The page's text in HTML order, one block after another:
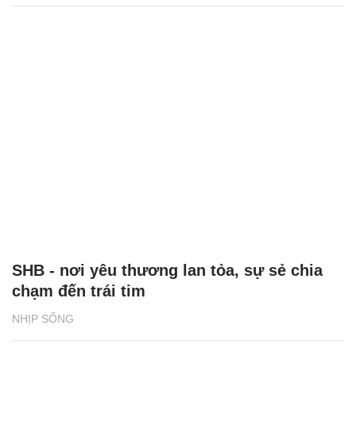
NHỊP SỐNG
SHB - nơi yêu thương lan tỏa, sự sẻ chia
chạm đến trái tim